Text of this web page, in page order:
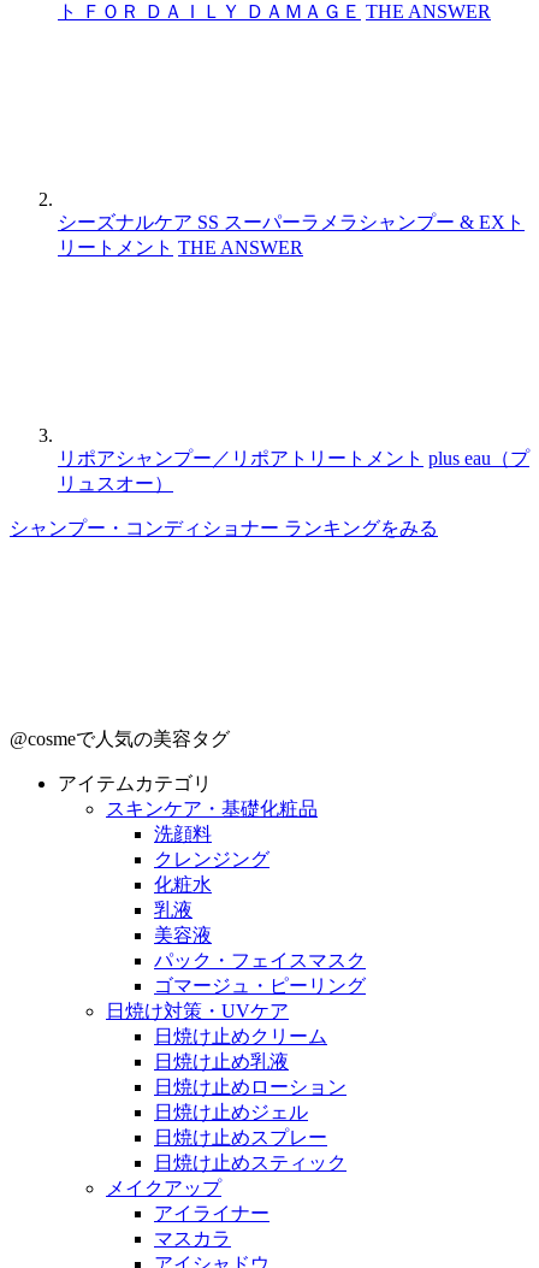
ト ＦＯＲ ＤＡＩＬＹ ＤＡＭＡＧＥ THE ANSWER
シーズナルケア SS スーパーラメラシャンプー & EXト
リートメント THE ANSWER
リポアシャンプー／リポアトリートメント plus eau（プ
リュスオー）
シャンプー・コンディショナー ランキングをみる
@cosmeで人気の美容タグ
アイテムカテゴリ
スキンケア・基礎化粧品
洗顔料
クレンジング
化粧水
乳液
美容液
パック・フェイスマスク
ゴマージュ・ピーリング
日焼け対策・UVケア
日焼け止めクリーム
日焼け止め乳液
日焼け止めローション
日焼け止めジェル
日焼け止めスプレー
日焼け止めスティック
メイクアップ
アイライナー
マスカラ